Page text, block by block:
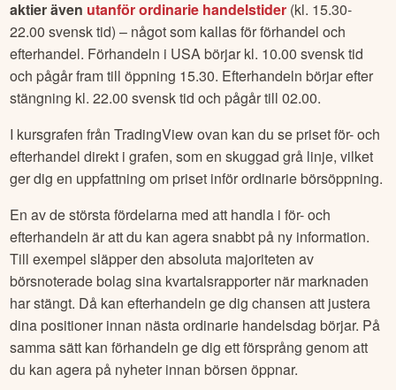
aktier även utanför ordinarie handelstider (kl. 15.30-
22.00 svensk tid) – något som kallas för förhandel och
efterhandel. Förhandeln i USA börjar kl. 10.00 svensk tid
och pågår fram till öppning 15.30. Efterhandeln börjar efter
stängning kl. 22.00 svensk tid och pågår till 02.00.
I kursgrafen från TradingView ovan kan du se priset för- och
efterhandel direkt i grafen, som en skuggad grå linje, vilket
ger dig en uppfattning om priset inför ordinarie börsöppning.
En av de största fördelarna med att handla i för- och
efterhandeln är att du kan agera snabbt på ny information.
Till exempel släpper den absoluta majoriteten av
börsnoterade bolag sina kvartalsrapporter när marknaden
har stängt. Då kan efterhandeln ge dig chansen att justera
dina positioner innan nästa ordinarie handelsdag börjar. På
samma sätt kan förhandeln ge dig ett försprång genom att
du kan agera på nyheter innan börsen öppnar.